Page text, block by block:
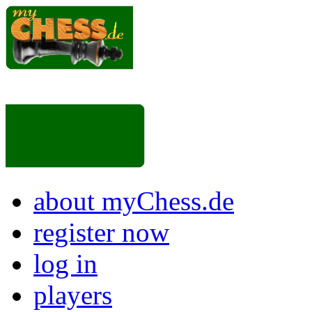
about myChess.de
register now
log in
players